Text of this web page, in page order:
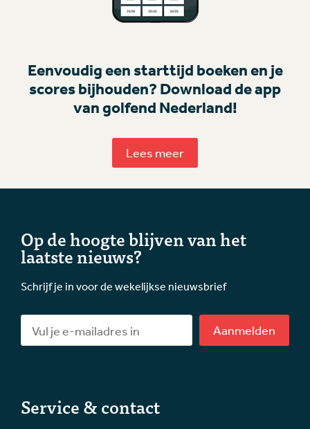
Eenvoudig een starttijd boeken en je
scores bijhouden? Download de app
van golfend Nederland!
Lees meer
Op de hoogte blijven van het
laatste nieuws?
Schrijf je in voor de wekelijkse nieuwsbrief
Aanmelden
Service & contact